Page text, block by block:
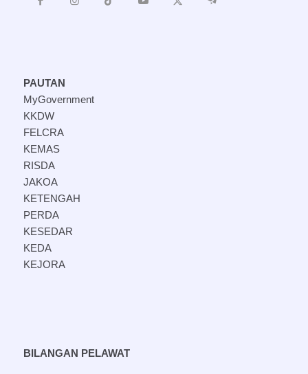
PAUTAN
MyGovernment
KKDW
FELCRA
KEMAS
RISDA
JAKOA
KETENGAH
PERDA
KESEDAR
KEDA
KEJORA
BILANGAN PELAWAT